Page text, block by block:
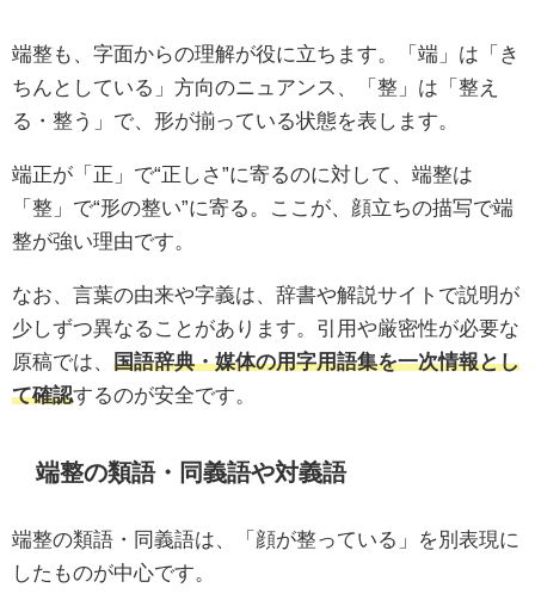
端整も、字面からの理解が役に立ちます。「端」は「き
ちんとしている」方向のニュアンス、「整」は「整え
る・整う」で、形が揃っている状態を表します。
端正が「正」で“正しさ”に寄るのに対して、端整は
「整」で“形の整い”に寄る。ここが、顔立ちの描写で端
整が強い理由です。
なお、言葉の由来や字義は、辞書や解説サイトで説明が
少しずつ異なることがあります。引用や厳密性が必要な
原稿では、 国語辞典・媒体の用字用語集を一次情報とし
て確認するのが安全です。
端整の類語・同義語や対義語
端整の類語・同義語は、「顔が整っている」を別表現に
したものが中心です。